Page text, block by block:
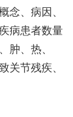
念、病因、
病患者数量
肿、热、
关节残疾、